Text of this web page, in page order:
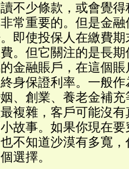
不少條款，或會覺
常重要的。但是金
即使投保人在繳費
。但它關注的是長
金融賬戶，在這個
身保證利率。一般
、創業、養老金補
複雜，客戶可能沒
故事。如果你現在
不知道沙漠有多寬
選擇。